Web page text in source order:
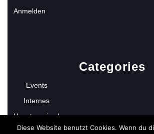
Anmelden
Categories
Events
Internes
Uncategorized
Diese Website benutzt Cookies. Wenn du